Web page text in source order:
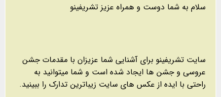
سلام به شما دوست و همراه عزیز تشریفینو
سایت تشریفینو برای آشنایی شما عزیزان با مقدمات جشن
عروسی و جشن ها ایجاد شده است و شما میتوانید به
راحتی با ایده از عکس های سایت زیباترین تدارک را ببینید.